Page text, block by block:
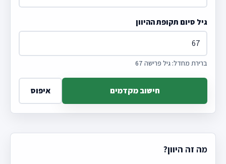
גיל סיום תקופת ההיוון
ברירת מחדל: גיל פרישה 67
חישוב מקדמים איפוס
מה זה היוון?